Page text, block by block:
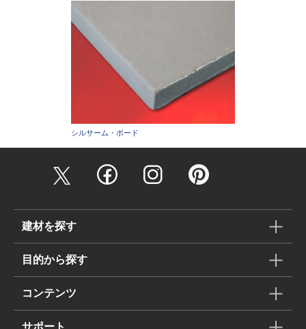
シルサーム・ボード
建材を探す
目的から探す
コンテンツ
サポート